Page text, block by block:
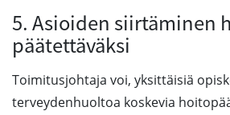
5. Asioiden siirtäminen
päätettäväksi
Toimitusjohtaja voi, yksittäisiä
terveydenhuoltoa koskevia